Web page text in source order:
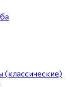
(классические)